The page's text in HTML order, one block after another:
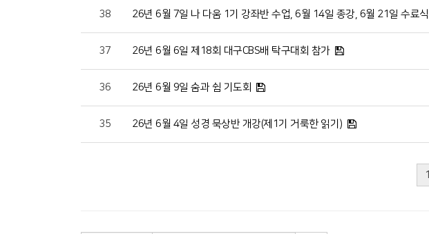
38 26년 6월 7일 나 다움 1기 강좌반 수업, 6월 14일 종강, 6월 21일 수료식
37 26년 6월 6일 제18회 대구CBS배 탁구대회 참가
36 26년 6월 9일 숨과 쉼 기도회
35 26년 6월 4일 성경 묵상반 개강(제1기 거룩한 읽기)
1